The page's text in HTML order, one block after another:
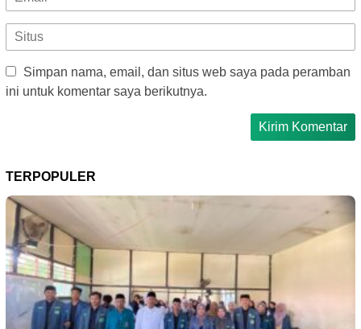
Simpan nama, email, dan situs web saya pada peramban
ini untuk komentar saya berikutnya.
TERPOPULER